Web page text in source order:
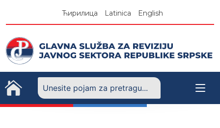
Ћирилица Latinica English